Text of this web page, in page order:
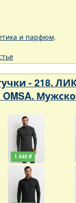
и парфюм.
- 218.
1 440 ₽